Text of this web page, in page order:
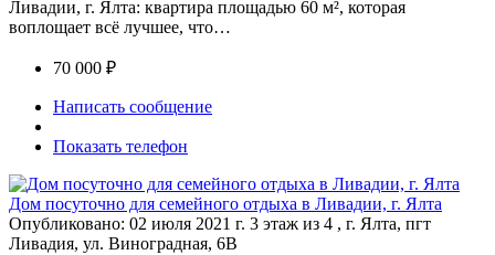
Ливадии, г. Ялта: квартира площадью 60 м², которая
воплощает всё лучшее, что…
70 000 ₽
Написать сообщение
Показать телефон
Дом посуточно для семейного отдыха в Ливадии, г. Ялта
Опубликовано: 02 июля 2021 г. 3 этаж из 4 , г. Ялта, пгт
Ливадия, ул. Виноградная, 6В